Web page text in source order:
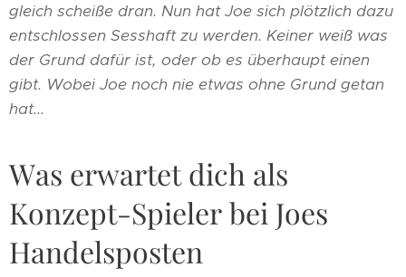
gleich scheiße dran. Nun hat Joe sich plötzlich dazu
entschlossen Sesshaft zu werden. Keiner weiß was
der Grund dafür ist, oder ob es überhaupt einen
gibt. Wobei Joe noch nie etwas ohne Grund getan
hat...
Was erwartet dich als
Konzept-Spieler bei Joes
Handelsposten